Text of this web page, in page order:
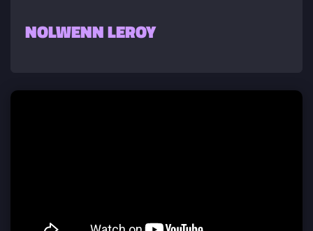
NOLWENN LEROY